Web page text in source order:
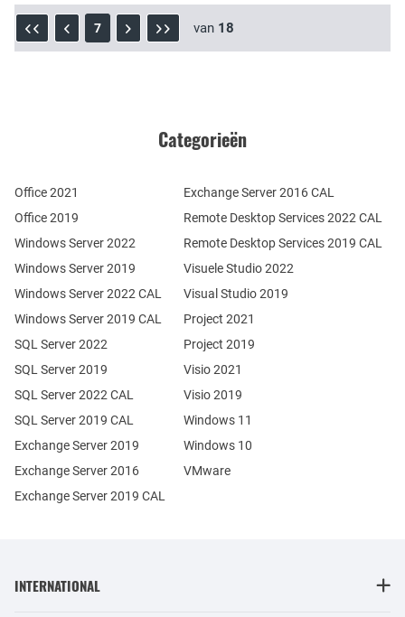
7 van 18
Categorieën
Office 2021
Office 2019
Windows Server 2022
Windows Server 2019
Exchange Server 2019
Exchange Server 2016
SQL Server 2022
SQL Server 2019
Windows Server 2022 CAL
Windows Server 2019 CAL
SQL Server 2022 CAL
SQL Server 2019 CAL
Remote Desktop Services 2022 CAL
Remote Desktop Services 2019 CAL
Exchange Server 2019 CAL
Exchange Server 2016 CAL
Visuele Studio 2022
Visual Studio 2019
Project 2021
Project 2019
Visio 2021
Visio 2019
Windows 11
Windows 10
VMware
INTERNATIONAL